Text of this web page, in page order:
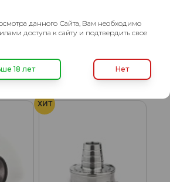
Werkbund WF Mask
Подробнее
ХИТ
данного Сайта, Вам необходимо
доступа к сайту и подтвердить свое
18 лет Нет